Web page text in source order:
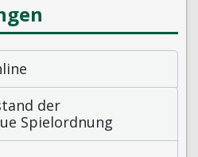
der
Spielordnung